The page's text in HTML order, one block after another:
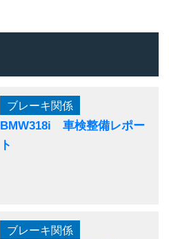
ブレーキ関係
BMW318i 車検整備レポー
ト
ブレーキ関係